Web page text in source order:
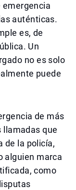
auténticas.
es, de
Un
no es solo
puede
de más
llamadas que
de la policía,
alguien marca
como